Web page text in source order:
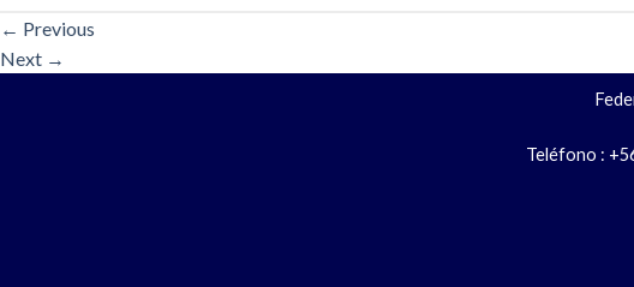
← Previous
Next →
Teléfono :